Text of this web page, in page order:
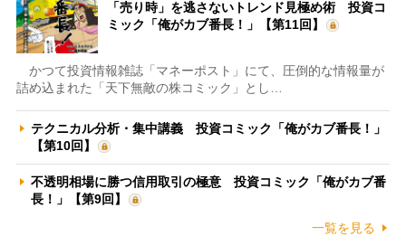
「売り時」を逃さないトレンド見極め術 投資コ
ミック「俺がカブ番長！」【第11回】
かつて投資情報雑誌「マネーポスト」にて、圧倒的な情報量が
詰め込まれた「天下無敵の株コミック」とし…
テクニカル分析・集中講義 投資コミック「俺がカブ番長！」
【第10回】
不透明相場に勝つ信用取引の極意 投資コミック「俺がカブ番
長！」【第9回】
一覧を見る